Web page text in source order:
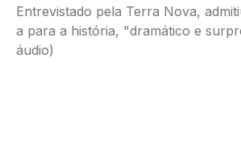
Entrevistado pela Terra Nova,
a para a história, "dramático e
áudio)